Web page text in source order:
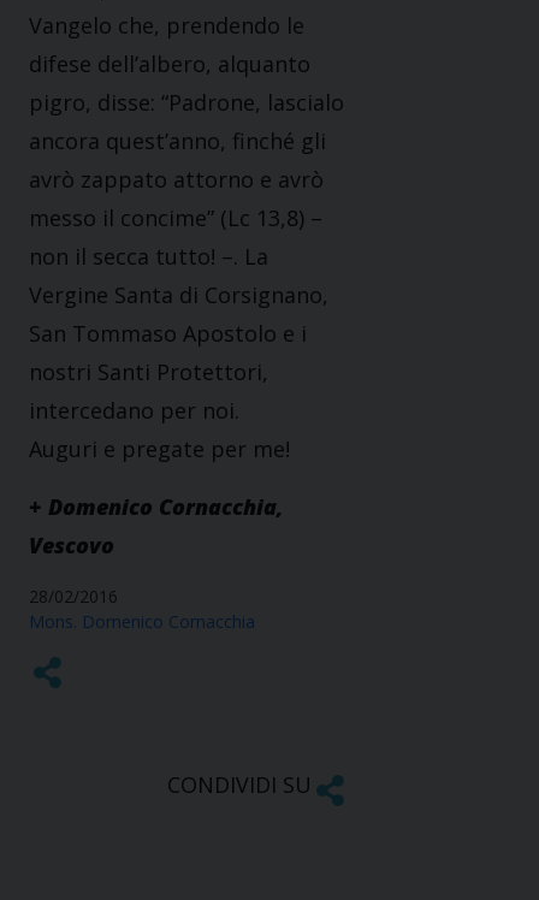
Vangelo che, prendendo le
difese dell’albero, alquanto
pigro, disse: “Padrone, lascialo
ancora quest’anno, finché gli
avrò zappato attorno e avrò
messo il concime” (Lc 13,8) –
non il secca tutto! –. La
Vergine Santa di Corsignano,
San Tommaso Apostolo e i
nostri Santi Protettori,
intercedano per noi.
Auguri e pregate per me!
+ Domenico Cornacchia,
Vescovo
28/02/2016
Mons. Domenico Cornacchia
CONDIVIDI SU